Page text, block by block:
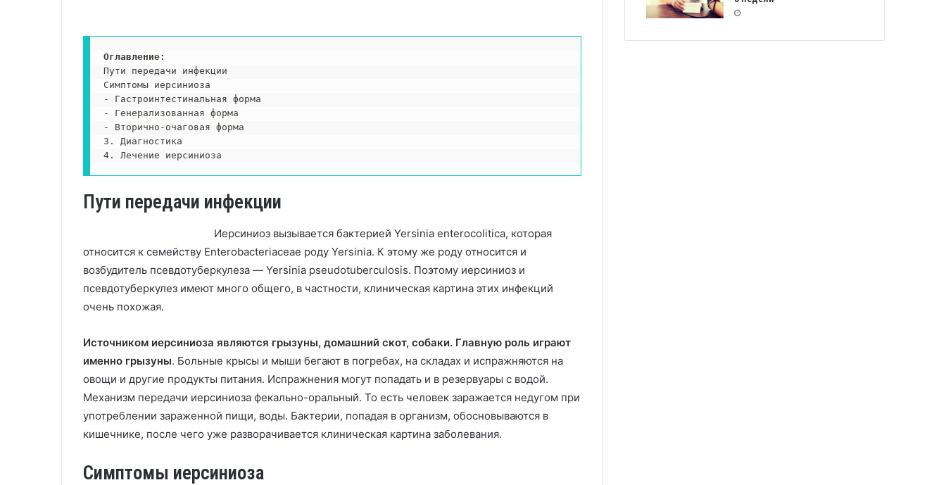
Оглавление:
Пути передачи инфекции
Симптомы иерсиниоза
- Гастроинтестинальная форма
- Генерализованная форма
- Вторично-очаговая форма
3. Диагностика
Пути передачи инфекции
Иерсиниоз вызывается бактерией Yersinia enterocolitica, которая
относится к семейству Enterobacteriaceae роду Yersinia. К этому же роду относится и
возбудитель псевдотуберкулеза — Yersinia pseudotuberculosis. Поэтому иерсиниоз и
псевдотуберкулез имеют много общего, в частности, клиническая картина этих инфекций
очень похожая.
Источником иерсиниоза являются грызуны, домашний скот, собаки. Главную роль играют
именно грызуны. Больные крысы и мыши бегают в погребах, на складах и испражняются на
овощи и другие продукты питания. Испражнения могут попадать и в резервуары с водой.
Механизм передачи иерсиниоза фекально-оральный. То есть человек заражается недугом при
употреблении зараженной пищи, воды. Бактерии, попадая в организм, обосновываются в
кишечнике, после чего уже разворачивается клиническая картина заболевания.
Симптомы иерсиниоза